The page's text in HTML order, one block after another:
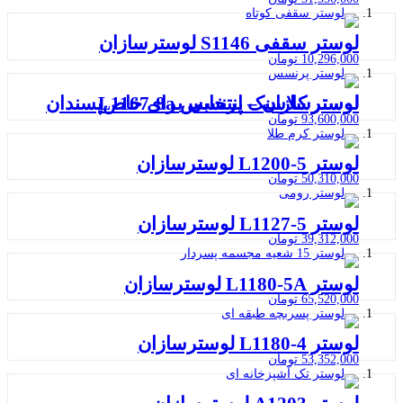
لوستر سقفی S1146 لوسترسازان
10,296,000 تومان
لوستر کلاسیک پرنسس L1167-8a لوسترسازان – انتخابی برای خاص‌پسندان
93,600,000 تومان
لوستر L1200-5 لوسترسازان
50,310,000 تومان
لوستر L1127-5 لوسترسازان
39,312,000 تومان
لوستر L1180-5A لوسترسازان
65,520,000 تومان
لوستر L1180-4 لوسترسازان
53,352,000 تومان